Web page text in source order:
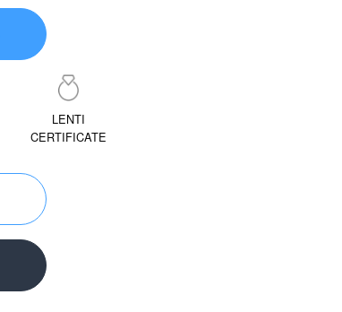
LENTI
CERTIFICATE